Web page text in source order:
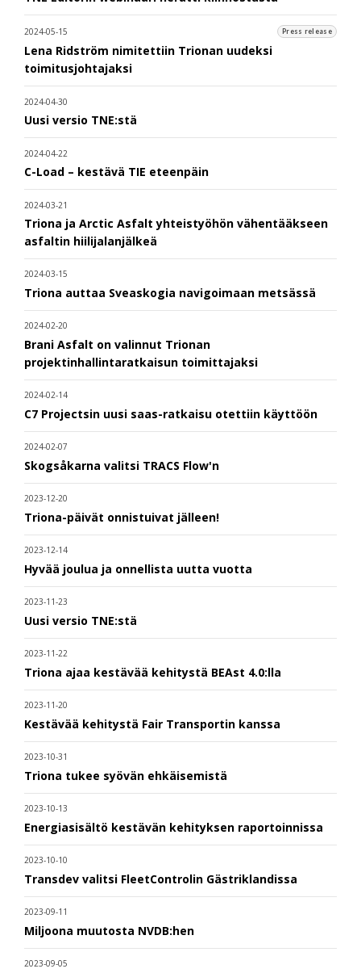
2024-05-15 Press release
Lena Ridström nimitettiin Trionan uudeksi
toimitusjohtajaksi
2024-04-30
Uusi versio TNE:stä
2024-04-22
C-Load – kestävä TIE eteenpäin
2024-03-21
Triona ja Arctic Asfalt yhteistyöhön vähentääkseen
asfaltin hiilijalanjälkeä
2024-03-15
Triona auttaa Sveaskogia navigoimaan metsässä
2024-02-20
Brani Asfalt on valinnut Trionan
projektinhallintaratkaisun toimittajaksi
2024-02-14
C7 Projectsin uusi saas-ratkaisu otettiin käyttöön
2024-02-07
Skogsåkarna valitsi TRACS Flow'n
2023-12-20
Triona-päivät onnistuivat jälleen!
2023-12-14
Hyvää joulua ja onnellista uutta vuotta
2023-11-23
Uusi versio TNE:stä
2023-11-22
Triona ajaa kestävää kehitystä BEAst 4.0:lla
2023-11-20
Kestävää kehitystä Fair Transportin kanssa
2023-10-31
Triona tukee syövän ehkäisemistä
2023-10-13
Energiasisältö kestävän kehityksen raportoinnissa
2023-10-10
Transdev valitsi FleetControlin Gästriklandissa
2023-09-11
Miljoona muutosta NVDB:hen
2023-09-05